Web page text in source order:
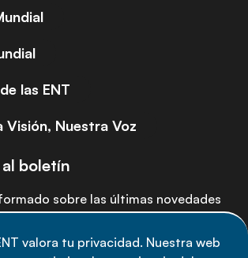
valora tu privacidad. Nuestra web
las ENT
Visión, Nuestra Voz
boletín
sobre las últimas novedades